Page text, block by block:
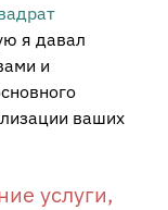
я давал
и
ваших
услуги,